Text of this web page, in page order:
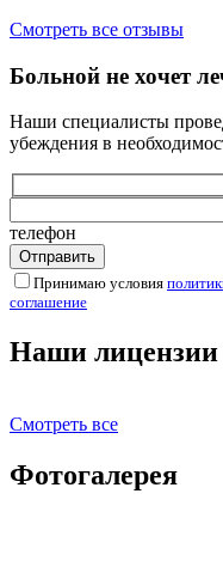
Смотреть все отзывы
Больной не хочет
Наши специалисты
убеждения в
телефон
Принимаю условия
соглашение
Наши
Смотреть все
Фотогалерея